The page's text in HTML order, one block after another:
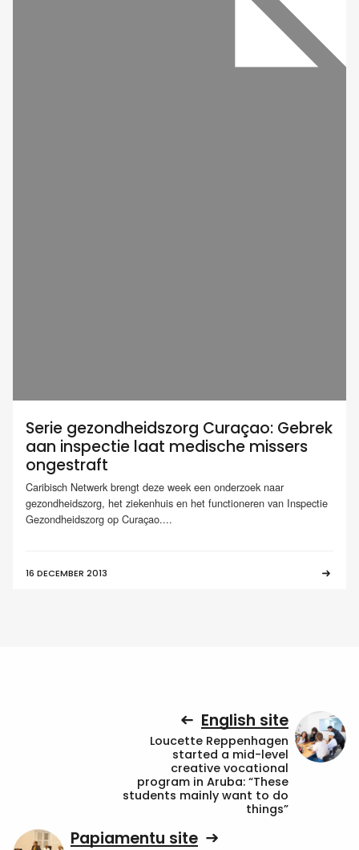
Serie gezondheidszorg Curaçao: Gebrek
aan inspectie laat medische missers
ongestraft
Caribisch Netwerk brengt deze week een onderzoek naar
gezondheidszorg, het ziekenhuis en het functioneren van Inspectie
Gezondheidszorg op Curaçao....
16 DECEMBER 2013
English site
Loucette Reppenhagen
started a mid-level
creative vocational
program in Aruba: “These
students mainly want to do
things”
Papiamentu site